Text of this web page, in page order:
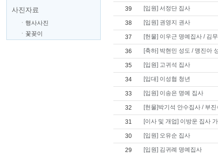
사진자료
ㆍ행사사진
ㆍ꽃꽂이
39 [입원] 서정단 집사
38 [입원] 권영지 권사
37 [헌물] 이우근 명예집사 / 김
36 [축하] 박현민 성도 / 맹진아
35 [입원] 고귀석 집사
34 [입대] 이성협 청년
33 [입원] 이송은 명예 집사
32 [헌물]박기석 안수집사 / 부진
31 [이사 및 개업] 이방운 집사
30 [입원] 오유순 집사
29 [입원] 김귀례 명예집사